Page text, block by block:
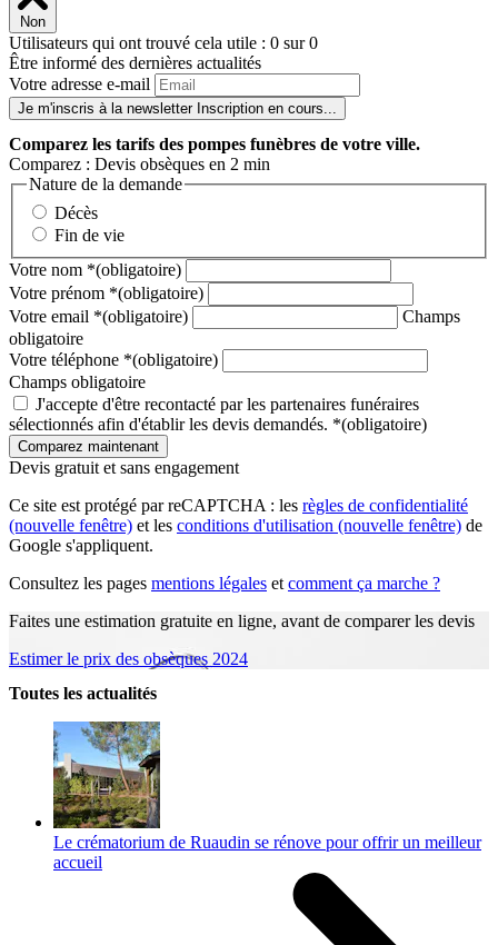
Non
Utilisateurs qui ont trouvé cela utile : 0 sur 0
Être informé des dernières actualités
Votre adresse e-mail
Je m'inscris à la newsletter Inscription en cours...
Comparez les tarifs des pompes funèbres de votre ville.
Comparez : Devis obsèques en 2 min
Nature de la demande
Décès
Fin de vie
Votre nom *(obligatoire)
Votre prénom *(obligatoire)
Votre email *(obligatoire)
Champs
obligatoire
Votre téléphone *(obligatoire)
Champs obligatoire
J'accepte d'être recontacté par les partenaires funéraires
sélectionnés afin d'établir les devis demandés. *(obligatoire)
Devis gratuit et sans engagement
Ce site est protégé par reCAPTCHA : les règles de confidentialité
(nouvelle fenêtre) et les conditions d'utilisation (nouvelle fenêtre) de
Google s'appliquent.
Consultez les pages mentions légales et comment ça marche ?
Faites une estimation gratuite en ligne, avant de comparer les devis
Estimer le prix des obsèques 2024
Toutes les actualités
Le crématorium de Ruaudin se rénove pour offrir un meilleur
accueil